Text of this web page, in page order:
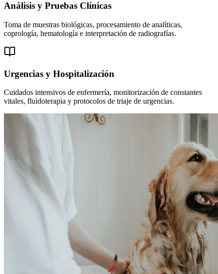
Análisis y Pruebas Clínicas
Toma de muestras biológicas, procesamiento de analíticas,
coprología, hematología e interpretación de radiografías.
Urgencias y Hospitalización
Cuidados intensivos de enfermería, monitorización de constantes
vitales, fluidoterapia y protocolos de triaje de urgencias.